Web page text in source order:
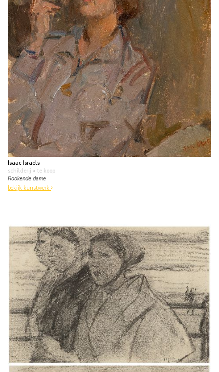
Isaac Israels
schilderij • te koop
Rookende dame
bekijk kunstwerk